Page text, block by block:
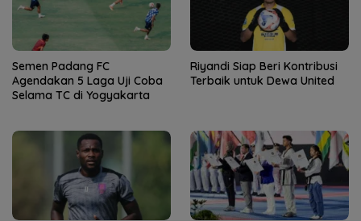
Semen Padang FC
Agendakan 5 Laga Uji Coba
Selama TC di Yogyakarta
Riyandi Siap Beri Kontribusi
Terbaik untuk Dewa United